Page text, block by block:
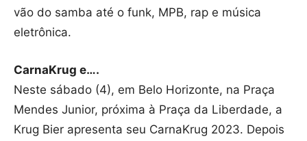
vão do samba até o funk, MPB, rap e música
eletrônica.
CarnaKrug e….
Neste sábado (4), em Belo Horizonte, na Praça
Mendes Junior, próxima à Praça da Liberdade, a
Krug Bier apresenta seu CarnaKrug 2023. Depois